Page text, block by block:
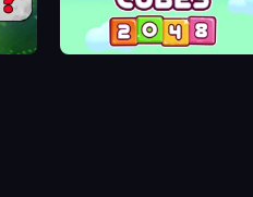
Inca Cubes 2048